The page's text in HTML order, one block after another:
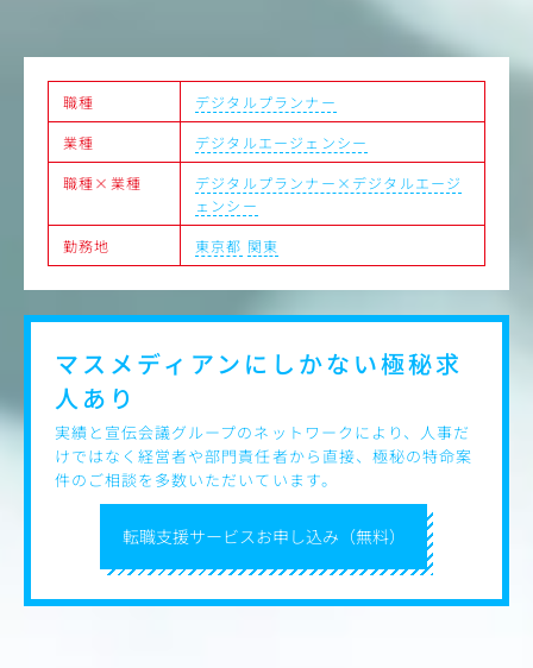
・原稿作成：投資信託の決算期に合わせた報告書等の原稿
作成。基本はメール、電話でのやり取りが中心。お客様か
らのデータ作成依頼を正確に理解し、制作部門へ原稿手配
を行う。
・進行管理：社内外の制作部門と連携し、スケジュールや
タスクの進捗を管理。急な増刷対応や納期調整も顧客の信
頼に繋がります。
・校正・検品：作成したデータが正しいか確認を行う。デ
ジタル校正ツールを補助ツールとしても活用。最終成果物
の緻密なチェック。
職種
デジタルプランナー
業種
デジタルエージェンシー
職種×業種
デジタルプランナー×デジタルエージ
ェンシー
勤務地
東京都 関東
転職支援サービスお申し込み（無料）
マスメディアンにしかない極秘求
人あり
実績と宣伝会議グループのネットワークにより、人事だ
けではなく経営者や部門責任者から直接、極秘の特命案
件のご相談を多数いただいています。